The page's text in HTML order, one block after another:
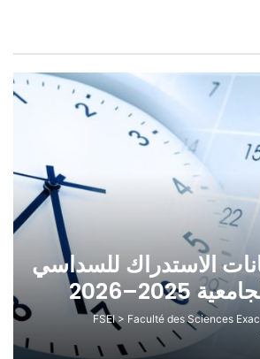
الاستدراك للسداسي
2025–2026
FSEI > Faculté des Sciences